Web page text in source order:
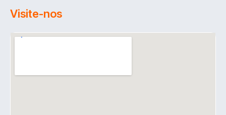
Visite-nos